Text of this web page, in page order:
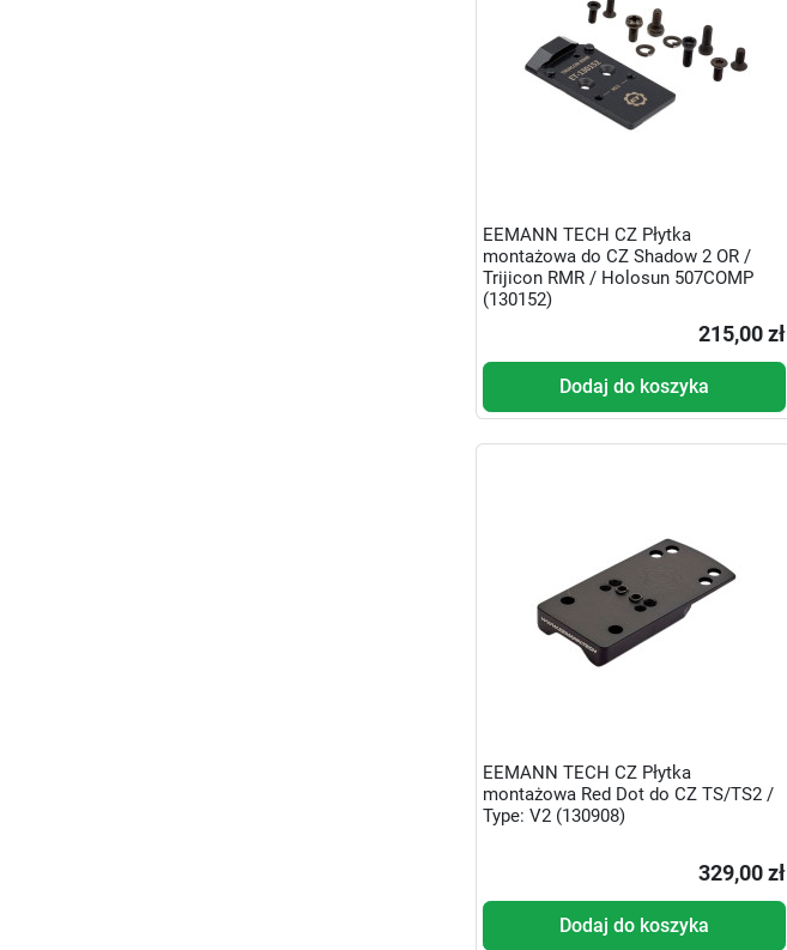
EEMANN TECH CZ Płytka
montażowa do CZ Shadow 2 OR /
Trijicon RMR / Holosun 507COMP
(130152)
215,00 zł
Dodaj do koszyka
EEMANN TECH CZ Płytka
montażowa Red Dot do CZ TS/TS2 /
Type: V2 (130908)
329,00 zł
Dodaj do koszyka